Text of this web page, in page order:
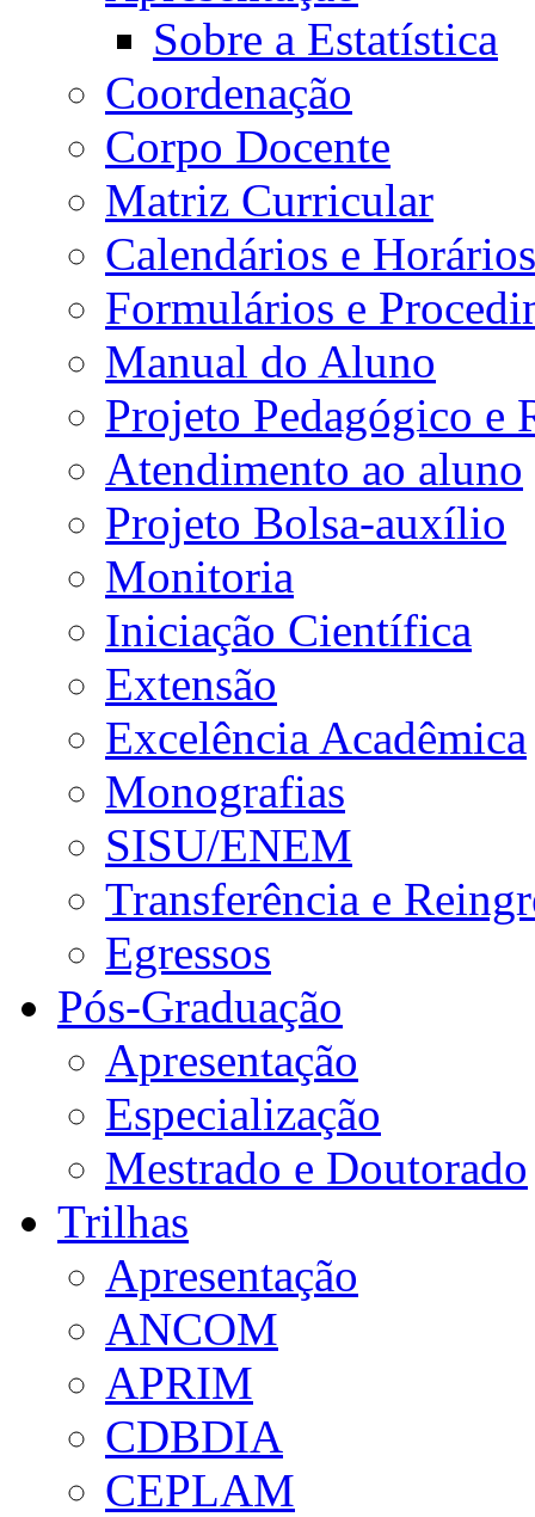
Sobre a Estatística
Coordenação
Corpo Docente
Matriz Curricular
Calendários e Horários
Formulários e
Manual do Aluno
Projeto Pedagógico e
Atendimento ao aluno
Projeto Bolsa-auxílio
Monitoria
Iniciação Científica
Extensão
Excelência Acadêmica
Monografias
SISU/ENEM
Transferência e
Egressos
Pós-Graduação
Apresentação
Especialização
Mestrado e Doutorado
Trilhas
Apresentação
ANCOM
APRIM
CDBDIA
CEPLAM